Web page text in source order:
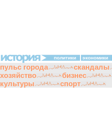
политики экономики
пульс города скандалы
хозяйство
бизнес
культуры
спорт